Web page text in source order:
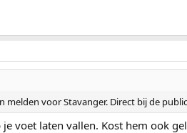
melden voor Stavanger. Direct bij de
voet laten vallen. Kost hem ook